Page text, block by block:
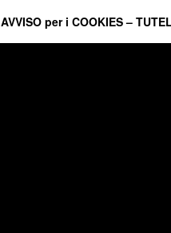
AVVISO per i COOKIES –